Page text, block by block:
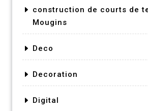
construction de courts de
Mougins
Deco
Decoration
Digital